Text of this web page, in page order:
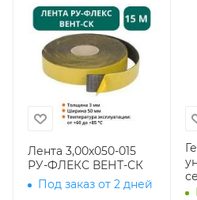
Лента 3,00х050-015
РУ-ФЛЕКС ВЕНТ-СК
Под заказ от 2 дней